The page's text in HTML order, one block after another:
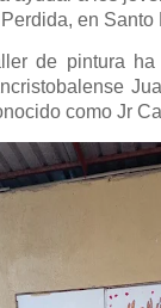
en Santo
de pintura ha
como Jr